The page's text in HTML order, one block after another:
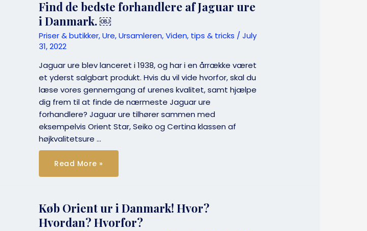
København!
Find de bedste forhandlere af Jaguar ure
i Danmark. ￼
Priser & butikker,Ure,Ursamleren,Viden, tips & tricks / July
31, 2022
Jaguar ure blev lanceret i 1938, og har i en årrække været
et yderst salgbart produkt. Hvis du vil vide hvorfor, skal du
læse vores gennemgang af urenes kvalitet, samt hjælpe
dig frem til at finde de nærmeste Jaguar ure
forhandlere? Jaguar ure tilhører sammen med
eksempelvis Orient Star, Seiko og Certina klassen af
højkvalitetsure …
Find
de
bedste
ure
i
Danmark.
￼
Read More »
Køb Orient ur i Danmark! Hvor?
Hvordan? Hvorfor?